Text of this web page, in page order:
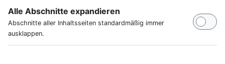
Alle Abschnitte expandieren
Abschnitte aller Inhaltsseiten standardmäßig immer
ausklappen.